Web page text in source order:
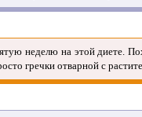
неделю на этой диете.
гречки отварной с